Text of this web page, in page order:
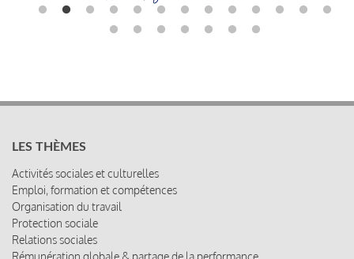
LES THÈMES
Activités sociales et culturelles
Emploi, formation et compétences
Organisation du travail
Protection sociale
Relations sociales